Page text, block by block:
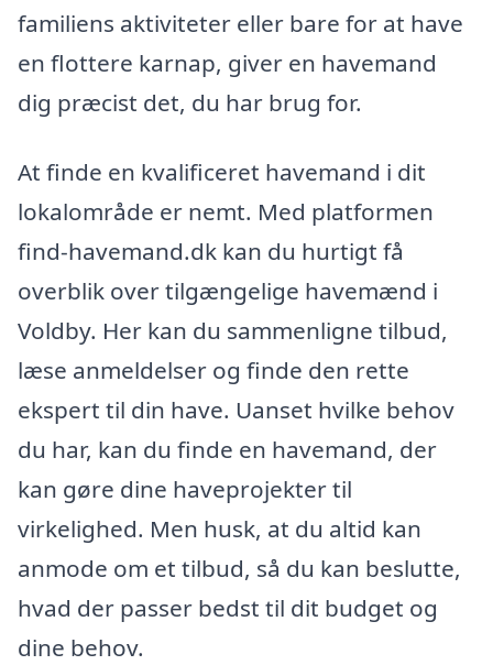
familiens aktiviteter eller bare for at have
en flottere karnap, giver en havemand
dig præcist det, du har brug for.
At finde en kvalificeret havemand i dit
lokalområde er nemt. Med platformen
find-havemand.dk kan du hurtigt få
overblik over tilgængelige havemænd i
Voldby. Her kan du sammenligne tilbud,
læse anmeldelser og finde den rette
ekspert til din have. Uanset hvilke behov
du har, kan du finde en havemand, der
kan gøre dine haveprojekter til
virkelighed. Men husk, at du altid kan
anmode om et tilbud, så du kan beslutte,
hvad der passer bedst til dit budget og
dine behov.